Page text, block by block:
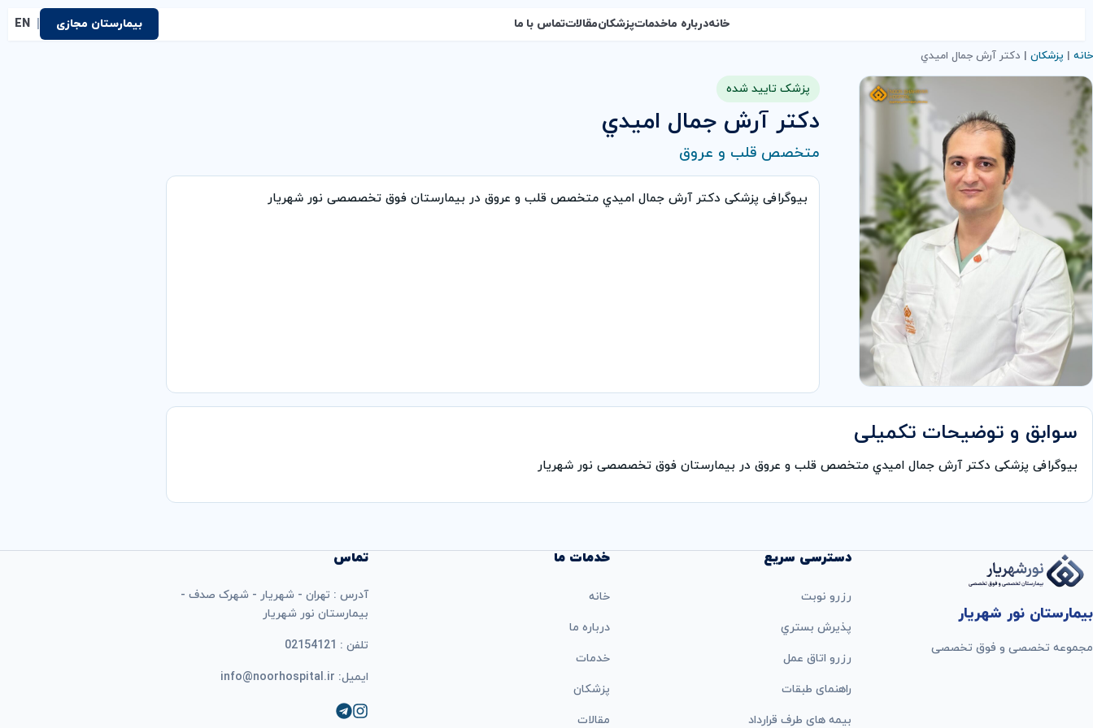
خانهدرباره ماخدماتپزشکانمقالاتتماس با ما بیمارستان مجازی |
EN
خانه | پزشکان | دکتر آرش جمال اميدي
پزشک تایید شده
دکتر آرش جمال اميدي
متخصص قلب و عروق
بیوگرافی پزشکی دکتر آرش جمال اميدي متخصص قلب و عروق در بیمارستان فوق تخصصصی نور شهریار
سوابق و توضیحات تکمیلی
بیوگرافی پزشکی دکتر آرش جمال اميدي متخصص قلب و عروق در بیمارستان فوق تخصصصی نور شهریار
بیمارستان نور شهریار
مجموعه تخصصی و فوق تخصصی
دسترسی سریع
رزرو نوبت
پذيرش بستري
رزرو اتاق عمل
راهنمای طبقات
بيمه های طرف قرارداد
خدمات ما
خانه
درباره ما
خدمات
پزشکان
مقالات
تماس
آدرس : تهران - شهریار - شهرک صدف -
بیمارستان نور شهریار
تلفن : 02154121
ایمیل: info@noorhospital.ir